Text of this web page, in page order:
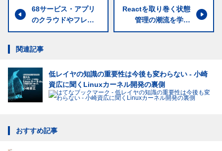
68サービス・アプリ
のクラウドやフレー
ムワーク・言語など
テクチャ大調査2022
Reactを取り巻く状態
管理の潮流を学ぼ
う。HooksやServe
関連記事
低レイヤの知識の重要性は今後も変わらない - 小崎
資広に聞くLinuxカーネル開発の裏側
おすすめ記事